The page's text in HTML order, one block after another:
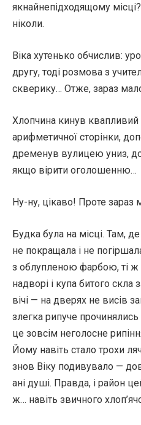
якнайнепідходящому
ніколи.
Віка хутенько обчислив:
другу, тоді розмова з
скверику… Отже, зараз
Хлопчина кинув квапливий
арифметичної сторінки,
дременув вулицею униз, до
якщо вірити оголошенню…
Ну-ну, цікаво! Проте зараз
Будка була на місці. Там,
не покращала і не
з облупленою фарбою, ті ж
надворі і купа битого
вічі — на дверях не висів
злегка рипуче прочинялись
це зовсім неголосне
Йому навіть стало трохи
знов Віку подивувало —
ані душі. Правда, і район
ж… навіть звичного